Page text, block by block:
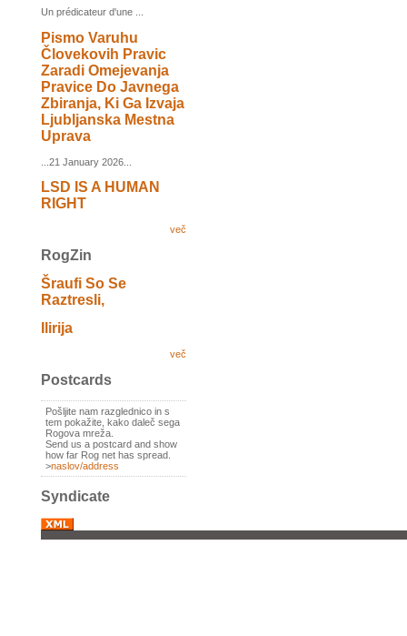
Un prédicateur d'une ...
Pismo Varuhu
Človekovih Pravic
Zaradi Omejevanja
Pravice Do Javnega
Zbiranja, Ki Ga Izvaja
Ljubljanska Mestna
Uprava
...21 January 2026...
LSD IS A HUMAN
RIGHT
več
RogZin
Šraufi So Se
Raztresli,
Ilirija
več
Postcards
Pošljite nam razglednico in s
tem pokažite, kako daleč sega
Rogova mreža.
Send us a postcard and show
how far Rog net has spread.
>naslov/address
Syndicate